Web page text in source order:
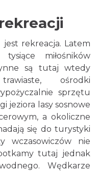
rekreacja. Latem
miłośników
są tutaj wtedy
ośrodki
sprzętu
jeziora lasy sosnowe
a okoliczne
się do turystyki
wczasowiczów nie
tutaj jednak
Wędkarze